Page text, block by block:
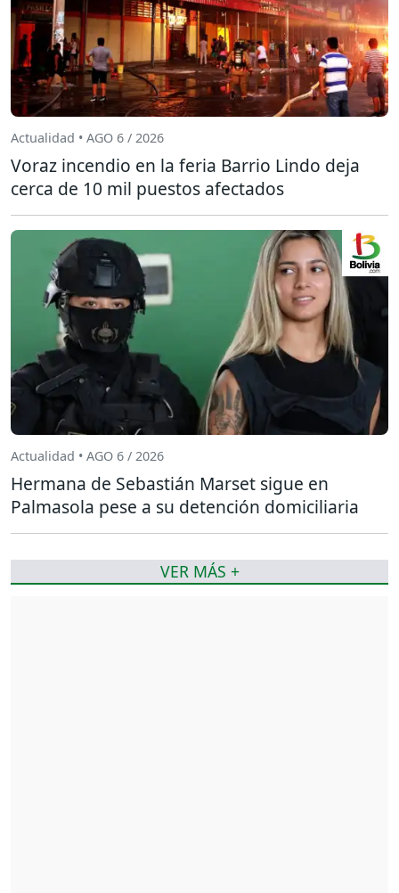
Actualidad • AGO 6 / 2026
Voraz incendio en la feria Barrio Lindo deja
cerca de 10 mil puestos afectados
Actualidad • AGO 6 / 2026
Hermana de Sebastián Marset sigue en
Palmasola pese a su detención domiciliaria
VER MÁS +